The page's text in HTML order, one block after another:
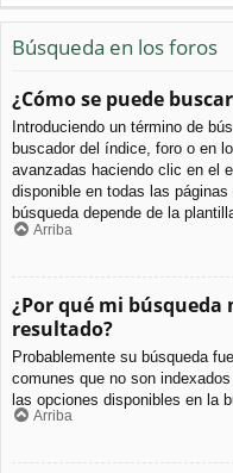
Búsqueda en los foros
¿Cómo se puede
Introduciendo un término de
buscador del índice, foro o en
avanzadas haciendo clic en el
disponible en todas las
búsqueda depende de la
Arriba
¿Por qué mi búsqueda
resultado?
Probablemente su búsqueda
comunes que no son
las opciones disponibles en la
Arriba